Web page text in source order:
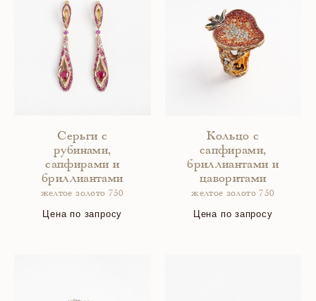
Серьги с
рубинами,
сапфирами и
бриллиантами
желтое золото 750
Цена по запросу
Кольцо с
сапфирами,
бриллиантами и
цаворитами
желтое золото 750
Цена по запросу